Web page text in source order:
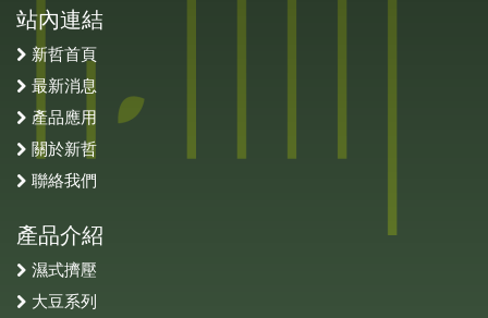
站內連結
新哲首頁
最新消息
產品應用
關於新哲
聯絡我們
產品介紹
濕式擠壓
大豆系列